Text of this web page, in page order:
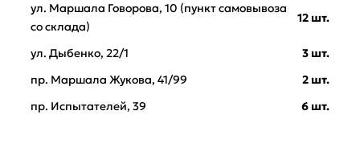
ул. Маршала Говорова, 10 (пункт самовывоза
со склада)
12 шт.
ул. Дыбенко, 22/1
3 шт.
пр. Маршала Жукова, 41/99
2 шт.
пр. Испытателей, 39
6 шт.